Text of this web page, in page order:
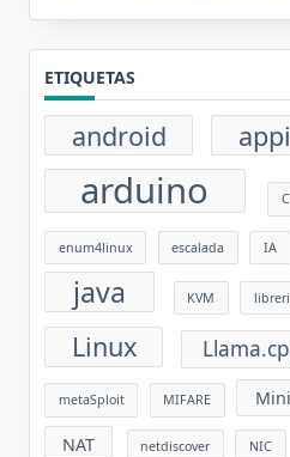
ETIQUETAS
android
arduino
enum4linux escalada IA
java KVM
Linux
metaSploit MIFARE
NAT netdiscover NIC